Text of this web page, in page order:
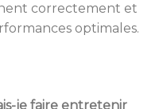
correctement et
optimales.
je faire entretenir